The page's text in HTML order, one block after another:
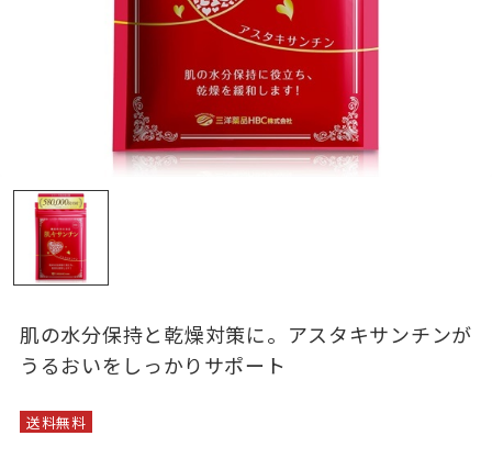
肌の水分保持と乾燥対策に。アスタキサンチンが
うるおいをしっかりサポート
送料無料